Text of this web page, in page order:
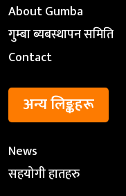
About Gumba
गुम्बा ब्यबस्थापन समिति
Contact
अन्य लिङ्कहरू
News
सहयोगी हातहरु